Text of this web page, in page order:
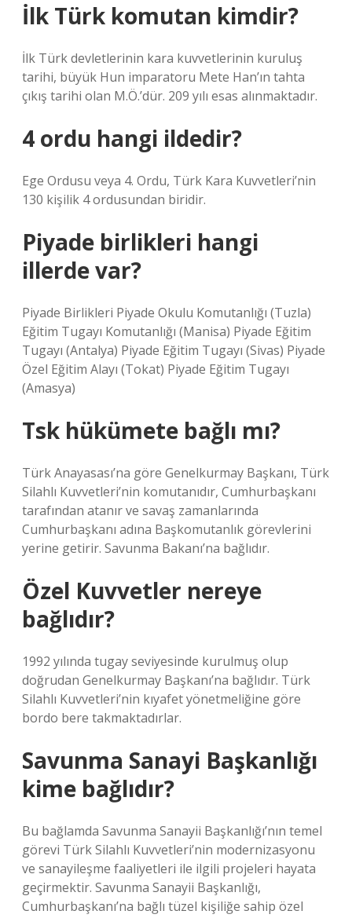
İlk Türk komutan kimdir?
İlk Türk devletlerinin kara kuvvetlerinin kuruluş
tarihi, büyük Hun imparatoru Mete Han’ın tahta
çıkış tarihi olan M.Ö.’dür. 209 yılı esas alınmaktadır.
4 ordu hangi ildedir?
Ege Ordusu veya 4. Ordu, Türk Kara Kuvvetleri’nin
130 kişilik 4 ordusundan biridir.
Piyade birlikleri hangi
illerde var?
Piyade Birlikleri Piyade Okulu Komutanlığı (Tuzla)
Eğitim Tugayı Komutanlığı (Manisa) Piyade Eğitim
Tugayı (Antalya) Piyade Eğitim Tugayı (Sivas) Piyade
Özel Eğitim Alayı (Tokat) Piyade Eğitim Tugayı
(Amasya)
Tsk hükümete bağlı mı?
Türk Anayasası’na göre Genelkurmay Başkanı, Türk
Silahlı Kuvvetleri’nin komutanıdır, Cumhurbaşkanı
tarafından atanır ve savaş zamanlarında
Cumhurbaşkanı adına Başkomutanlık görevlerini
yerine getirir. Savunma Bakanı’na bağlıdır.
Özel Kuvvetler nereye
bağlıdır?
1992 yılında tugay seviyesinde kurulmuş olup
doğrudan Genelkurmay Başkanı’na bağlıdır. Türk
Silahlı Kuvvetleri’nin kıyafet yönetmeliğine göre
bordo bere takmaktadırlar.
Savunma Sanayi Başkanlığı
kime bağlıdır?
Bu bağlamda Savunma Sanayii Başkanlığı’nın temel
görevi Türk Silahlı Kuvvetleri’nin modernizasyonu
ve sanayileşme faaliyetleri ile ilgili projeleri hayata
geçirmektir. Savunma Sanayii Başkanlığı,
Cumhurbaşkanı’na bağlı tüzel kişiliğe sahip özel